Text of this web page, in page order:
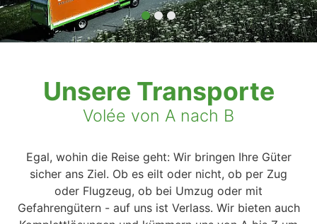
Unsere Transporte
Volée von A nach B
Egal, wohin die Reise geht: Wir bringen Ihre Güter
sicher ans Ziel. Ob es eilt oder nicht, ob per Zug
oder Flugzeug, ob bei Umzug oder mit
Gefahrengütern - auf uns ist Verlass. Wir bieten auch